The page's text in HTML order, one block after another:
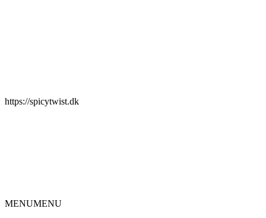
https://spicytwist.dk
MENUMENU